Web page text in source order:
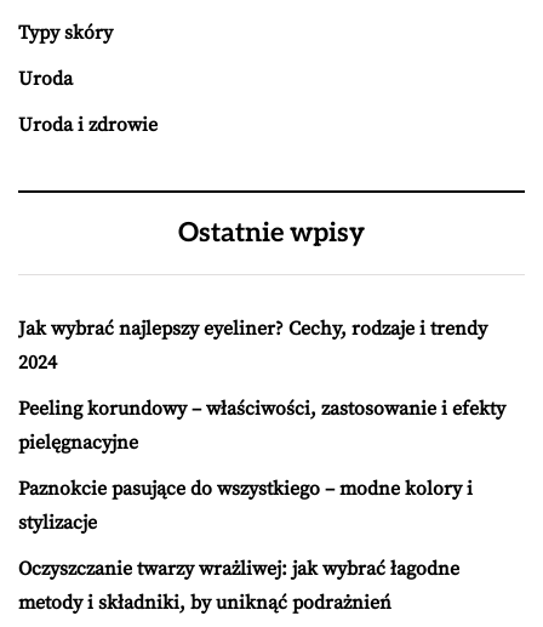
Typy skóry
Uroda
Uroda i zdrowie
Ostatnie wpisy
Jak wybrać najlepszy eyeliner? Cechy, rodzaje i trendy
2024
Peeling korundowy – właściwości, zastosowanie i efekty
pielęgnacyjne
Paznokcie pasujące do wszystkiego – modne kolory i
stylizacje
Oczyszczanie twarzy wrażliwej: jak wybrać łagodne
metody i składniki, by uniknąć podrażnień